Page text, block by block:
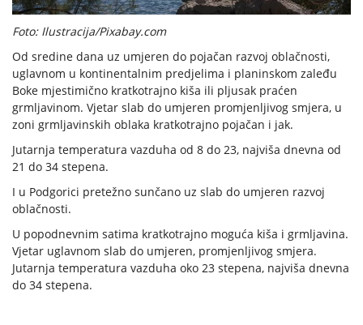
Foto: Ilustracija/Pixabay.com
Od sredine dana uz umjeren do pojačan razvoj oblačnosti,
uglavnom u kontinentalnim predjelima i planinskom zaleđu
Boke mjestimično kratkotrajno kiša ili pljusak praćen
grmljavinom. Vjetar slab do umjeren promjenljivog smjera, u
zoni grmljavinskih oblaka kratkotrajno pojačan i jak.
Jutarnja temperatura vazduha od 8 do 23, najviša dnevna od
21 do 34 stepena.
I u Podgorici pretežno sunčano uz slab do umjeren razvoj
oblačnosti.
U popodnevnim satima kratkotrajno moguća kiša i grmljavina.
Vjetar uglavnom slab do umjeren, promjenljivog smjera.
Jutarnja temperatura vazduha oko 23 stepena, najviša dnevna
do 34 stepena.